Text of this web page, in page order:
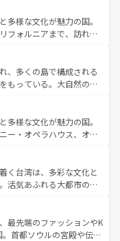
スならではのユニークな
でなく町歩きも満喫する
ため物価も高いが、旅行
できる。 なお、新
を参照してほしい。
多様な文化が魅力の国。
フォルニアまで、訪れる
ッピング、エンターテイ
ットだ。一方、アメリカ
ドキャニオンやイエロー
と美食が融合した独特の
各地域で異なる魅力を楽
歴史を感じることができ
リカ
ほしい。
、多くの島で構成される
もっている。大自然の神
の観光地といえばオアフ
マウイ島やカウアイ島が
輝く海をはじめ、豊かな
を迎えてくれるハワイの
ハワイアンミュージッ
べてがハワイの魅力を彩
い。
多様な文化が魅力の国。
ー・オペラハウス、オー
るウルル（エアーズロッ
やケアンズの熱帯雨林な
カフェやワイン、オージ
おり、サーフィンやダイ
ドア好きにはたまらな
を存分に味わいつくそ
く台湾は、多彩な文化と
活気あふれる大都市の台
東部など、都市の喧騒
訪れる人に新しい発見と
奥深い台湾の食文化も魅
最先端のファッションやK
首都ソウルの宮殿や伝統